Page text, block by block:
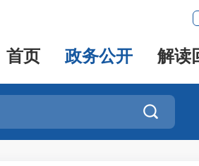
首页 政务公开 解读
